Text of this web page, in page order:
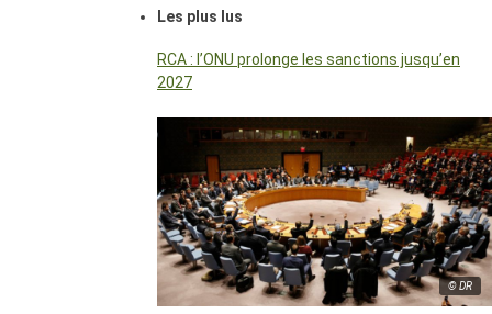
Les plus lus
RCA : l’ONU prolonge les sanctions jusqu’en
2027
© DR